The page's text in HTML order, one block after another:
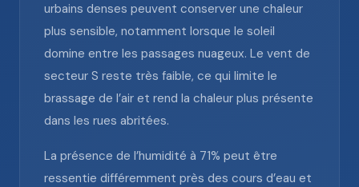
urbains denses peuvent conserver une chaleur
plus sensible, notamment lorsque le soleil
domine entre les passages nuageux. Le vent de
secteur S reste très faible, ce qui limite le
brassage de l’air et rend la chaleur plus présente
dans les rues abritées.
La présence de l’humidité à 71% peut être
ressentie différemment près des cours d’eau et